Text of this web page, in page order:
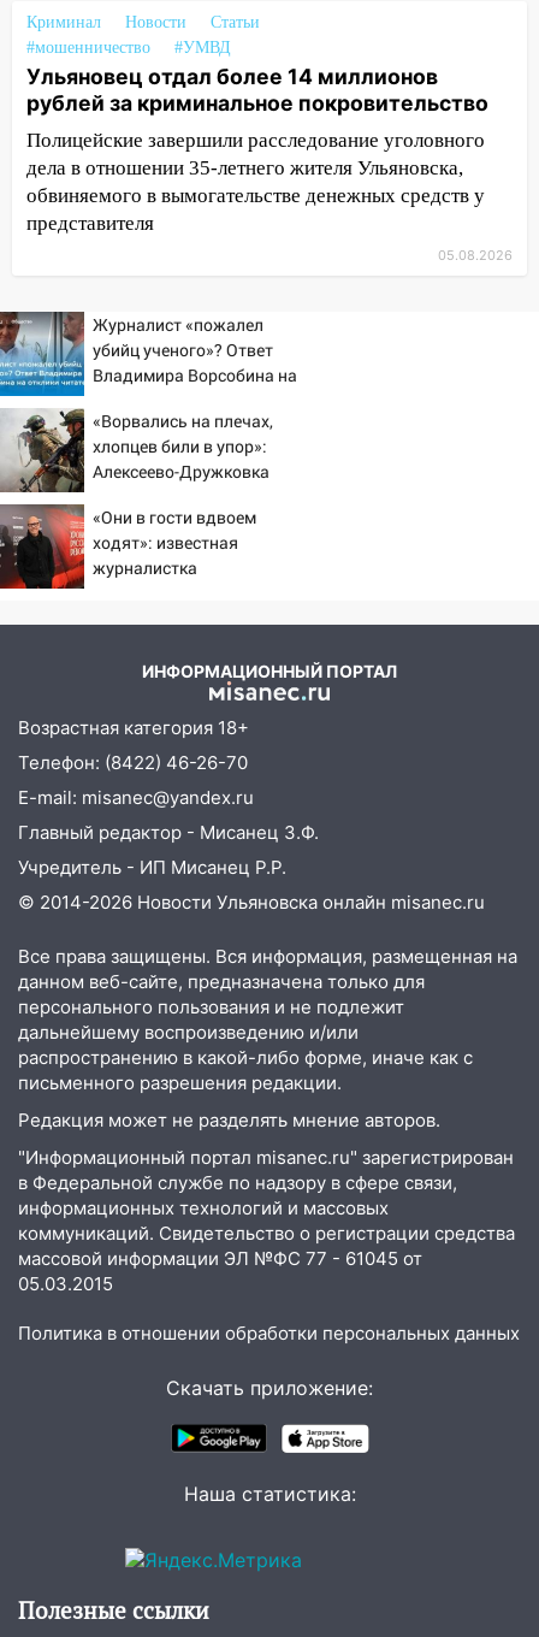
10:00
В Старомайнском районе утонул
51-летний мужчина
09:50 В Ульяновске черный коршун
застрял в тепловозе
09:44 Ульяновские спасатели помогли
юному велосипедисту на улице
Чернышевского
В Заволжском районе украли два
07:18
В Ульяновск идет
тридцатиградусная жара: какая будет
погода в четверг
06:00
Четыре года борьбы: ульяновские
юристы помогли женщине засудить УК
за плесень на стенах
05:00
Кому 6 августа звезды сулят
прибыль, а кому — испытания на
прочность
ДТП с мотоциклистом
20:22 Мошенники обманули 92-летнюю
жительницу Ульяновской области
19:14 Житель Ульяновской области
подвез троих незнакомцев на трассе и
заработал уголовное дело
18:14
Ульяновской области
18:00 Мотофристайл, рок и силовой
экстрим: в Ульяновске пройдет
большой фестиваль «Наше время»
17:30 Где есть бензин в Ульяновске 5
августа после рабочего дня: список АЗС
17:05
«Обыск» по видеосвязи: в
Ульяновске задержали 19-летнюю
сообщницу мошенников
16:12 Едва не перерезал горло: в
Вешкайме посиделки с судимым
знакомым закончились для женщины
16:06
18-летняя девушка без прав
перевернулась на мопеде и попала в
Ульяновец отдал более 14
покровительство
На «кольце» кроссовер сбил 18-
летнего мопедиста
15:00 В Ульяновске после тройного ДТП
Криминал Новости
Статьи
#мошенничество
#УМВД
Ульяновец отдал более 14 миллионов
рублей за криминальное покровительство
Полицейские завершили расследование уголовного
дела в отношении 35-летнего жителя Ульяновска,
обвиняемого в вымогательстве денежных средств у
представителя
05.08.2026
Журналист «пожалел
убийц ученого»? Ответ
Владимира Ворсобина на
«Ворвались на плечах,
хлопцев били в упор»:
Алексеево-Дружковка
«птах Мадьяра»
«Они в гости вдвоем
ходят»: известная
журналистка
ИНФОРМАЦИОННЫЙ ПОРТАЛ
Возрастная категория 18+
Телефон: (8422) 46-26-70
E-mail: misanec@yandex.ru
Главный редактор - Мисанец З.Ф.
Учредитель - ИП Мисанец Р.Р.
© 2014-2026 Новости Ульяновска онлайн misanec.ru
Все права защищены. Вся информация, размещенная на
данном веб-сайте, предназначена только для
персонального пользования и не подлежит
дальнейшему воспроизведению и/или
распространению в какой-либо форме, иначе как с
письменного разрешения редакции.
Редакция может не разделять мнение авторов.
"Информационный портал misanec.ru" зарегистрирован
в Федеральной службе по надзору в сфере связи,
информационных технологий и массовых
коммуникаций. Свидетельство о регистрации средства
массовой информации ЭЛ №ФС 77 - 61045 от
05.03.2015
Политика в отношении обработки персональных данных
Скачать приложение:
Наша статистика:
Полезные ссылки